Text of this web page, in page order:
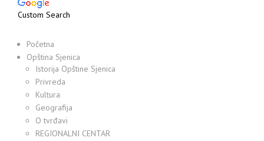
Custom Search
Početna
Opština Sjenica
Istorija Opštine Sjenica
Privreda
Kultura
Geografija
O tvrđavi
REGIONALNI CENTAR